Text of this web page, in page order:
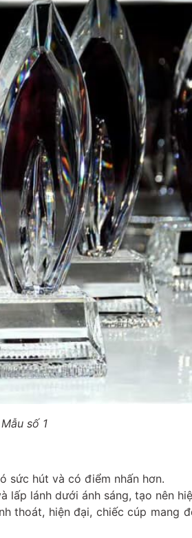
Mẫu số 1
sức hút và có điểm nhấn hơn.
lánh dưới ánh sáng, tạo nên
thoát, hiện đại, chiếc cúp mang